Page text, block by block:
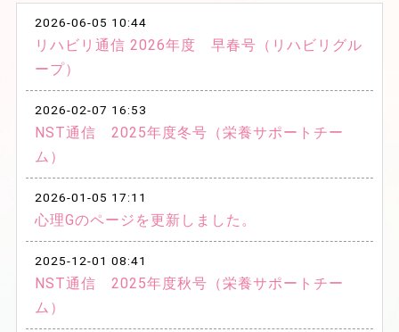
TQMセンター
医療安全管理
感染症対策
チーム活動
栄養サポートチーム
栄養グループ
薬剤グループ
イベント&レクリエーション
お知らせ
採用情報
お問合わせ
2026-06-05 10:44
リハビリ通信 2026年度 早春号（リハビリグル
ープ）
2026-02-07 16:53
NST通信 2025年度冬号（栄養サポートチー
ム）
2026-01-05 17:11
心理Gのページを更新しました。
2025-12-01 08:41
NST通信 2025年度秋号（栄養サポートチー
ム）